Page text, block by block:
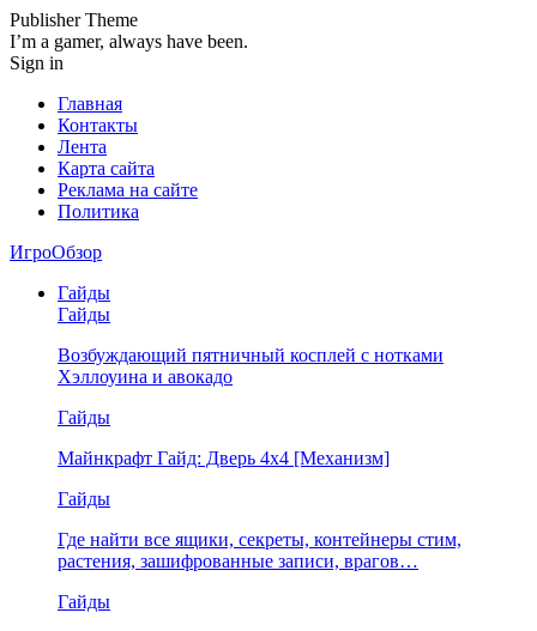
Publisher Theme
I’m a gamer, always have been.
Sign in
Главная
Контакты
Лента
Карта сайта
Реклама на сайте
Политика
ИгроОбзор
Гайды
Гайды
Возбуждающий пятничный косплей с нотками
Хэллоуина и авокадо
Гайды
Майнкрафт Гайд: Дверь 4х4 [Механизм]
Гайды
Где найти все ящики, секреты, контейнеры стим,
растения, зашифрованные записи, врагов…
Гайды